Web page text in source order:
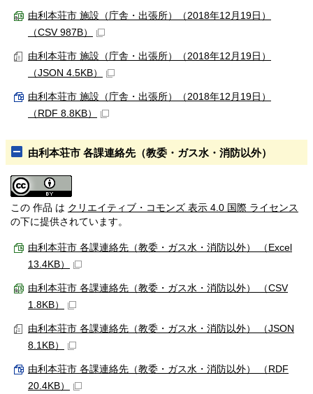
由利本荘市 施設（庁舎・出張所）（2018年12月19日）
（CSV 987B）
由利本荘市 施設（庁舎・出張所）（2018年12月19日）
（JSON 4.5KB）
由利本荘市 施設（庁舎・出張所）（2018年12月19日）
（RDF 8.8KB）
由利本荘市 各課連絡先（教委・ガス水・消防以外）
この 作品 は クリエイティブ・コモンズ 表示 4.0 国際 ライセンス
の下に提供されています。
由利本荘市 各課連絡先（教委・ガス水・消防以外） （Excel
13.4KB）
由利本荘市 各課連絡先（教委・ガス水・消防以外） （CSV
1.8KB）
由利本荘市 各課連絡先（教委・ガス水・消防以外） （JSON
8.1KB）
由利本荘市 各課連絡先（教委・ガス水・消防以外） （RDF
20.4KB）